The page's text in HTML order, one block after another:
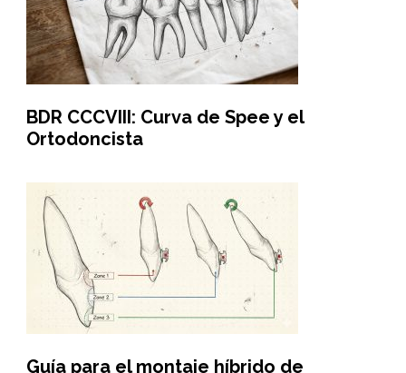
BDR CCCVIII: Curva de Spee y el
Ortodoncista
Guía para el montaje híbrido de